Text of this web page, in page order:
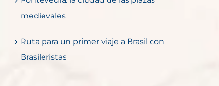
medievales
Ruta para un primer viaje a Brasil con
Brasileristas